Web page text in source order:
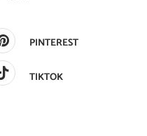
PINTEREST
TIKTOK